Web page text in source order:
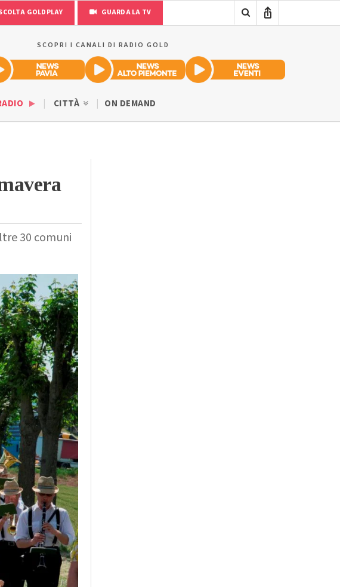
GOLDPLAY GUARDA LA TV
SCOPRI I CANALI DI RADIO GOLD
CITTÀ ON DEMAND
30 comuni